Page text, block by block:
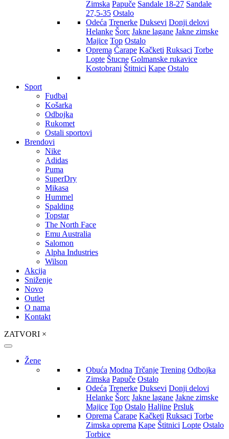
Zimska Papuče Sandale 18-27 Sandale
27,5-35 Ostalo
Odeća Trenerke Duksevi Donji delovi
Helanke Šorc Jakne lagane Jakne zimske
Majice Top Ostalo
Oprema Čarape Kačketi Ruksaci Torbe
Lopte Štucne Golmanske rukavice
Kostobrani Štitnici Kape Ostalo
Sport
Fudbal
Košarka
Odbojka
Rukomet
Ostali sportovi
Brendovi
Nike
Adidas
Puma
SuperDry
Mikasa
Hummel
Spalding
Topstar
The North Face
Emu Australia
Salomon
Alpha Industries
Wilson
Akcija
Sniženje
Novo
Outlet
O nama
Kontakt
ZATVORI ×
Žene
Obuća Modna Trčanje Trening Odbojka
Zimska Papuče Ostalo
Odeća Trenerke Duksevi Donji delovi
Helanke Šorc Jakne lagane Jakne zimske
Majice Top Ostalo Haljine Prsluk
Oprema Čarape Kačketi Ruksaci Torbe
Zimska oprema Kape Štitnici Lopte Ostalo
Torbice